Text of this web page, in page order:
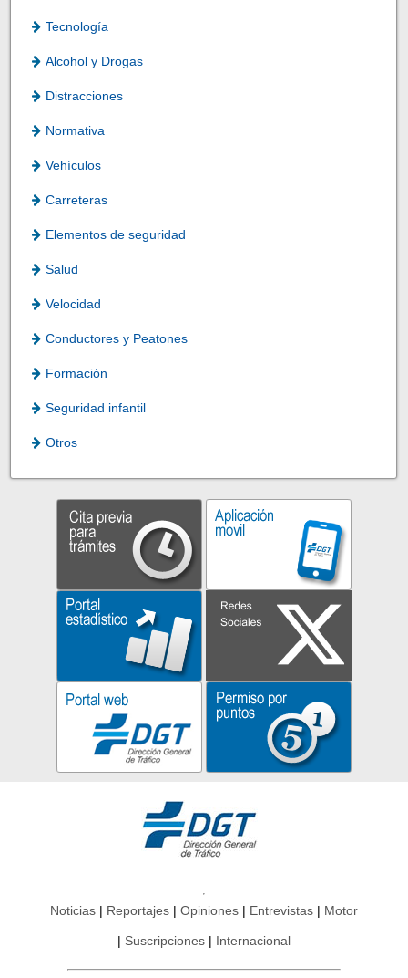
Tecnología
Alcohol y Drogas
Distracciones
Normativa
Vehículos
Carreteras
Elementos de seguridad
Salud
Velocidad
Conductores y Peatones
Formación
Seguridad infantil
Otros
Noticias Reportajes Opiniones Entrevistas Motor
Suscripciones Internacional